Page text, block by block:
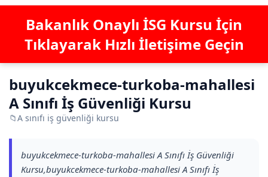
Bakanlık Onaylı İSG Kursu İçin
Tıklayarak Hızlı İletişime Geçin
buyukcekmece-turkoba-mahallesi
A Sınıfı İş Güvenliği Kursu
📁A sınıfı iş güvenliği kursu
buyukcekmece-turkoba-mahallesi A Sınıfı İş Güvenliği
Kursu,buyukcekmece-turkoba-mahallesi A Sınıfı İş